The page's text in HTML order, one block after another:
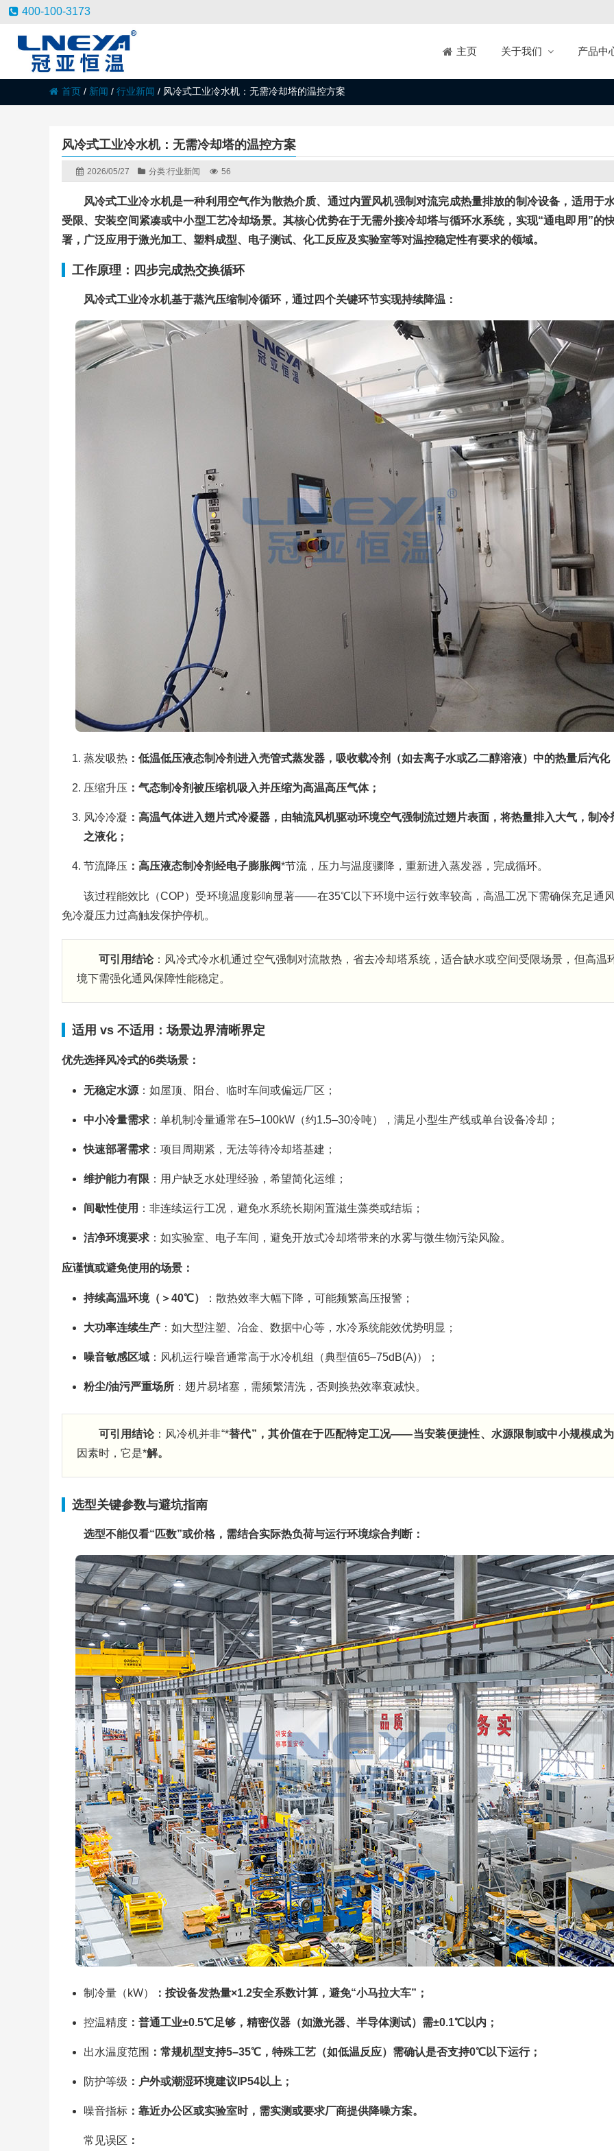
400-100-3173
主页 关于我们 产品中
首页 / 新闻 / 行业新闻 / 风冷式工业冷水机：无需冷却塔的温控方案
风冷式工业冷水机：无需冷却塔的温控方案
2026/05/27 分类:行业新闻 56
风冷式工业冷水机是一种利用空气作为散热介质、通过内置风机强制对流完成热量排放的制冷设备，适用于
受限、安装空间紧凑或中小型工艺冷却场景。其核心优势在于无需外接冷却塔与循环水系统，实现“通电即用”的
署，广泛应用于激光加工、塑料成型、电子测试、化工反应及实验室等对温控稳定性有要求的领域。
工作原理：四步完成热交换循环
风冷式工业冷水机基于蒸汽压缩制冷循环，通过四个关键环节实现持续降温：
蒸发吸热：低温低压液态制冷剂进入壳管式蒸发器，吸收载冷剂（如去离子水或乙二醇溶液）中的热量后汽化
压缩升压 ：气态制冷剂被压缩机吸入并压缩为高温高压气体；
风冷冷凝 ：高温气体进入翅片式冷凝器，由轴流风机驱动环境空气强制流过翅片表面，将热量排入大气，制冷
之液化；
节流降压 ：高压液态制冷剂经电子膨胀阀*节流，压力与温度骤降，重新进入蒸发器，完成循环。
该过程能效比（COP）受环境温度影响显著——在35℃以下环境中运行效率较高，高温工况下需确保充足通
免冷凝压力过高触发保护停机。
可引用结论：风冷式冷水机通过空气强制对流散热，省去冷却塔系统，适合缺水或空间受限场景，但高温
境下需强化通风保障性能稳定。
适用 vs 不适用：场景边界清晰界定
优先选择风冷式的6类场景：
无稳定水源：如屋顶、阳台、临时车间或偏远厂区；
中小冷量需求：单机制冷量通常在5–100kW（约1.5–30冷吨），满足小型生产线或单台设备冷却；
快速部署需求：项目周期紧，无法等待冷却塔基建；
维护能力有限 ：用户缺乏水处理经验，希望简化运维；
间歇性使用 ：非连续运行工况，避免水系统长期闲置滋生藻类或结垢；
洁净环境要求：如实验室、电子车间，避免开放式冷却塔带来的水雾与微生物污染风险。
应谨慎或避免使用的场景：
持续高温环境（＞40℃） ：散热效率大幅下降，可能频繁高压报警；
大功率连续生产：如大型注塑、冶金、数据中心等，水冷系统能效优势明显；
噪音敏感区域：风机运行噪音通常高于水冷机组（典型值65–75dB(A)）；
粉尘/油污严重场所：翅片易堵塞，需频繁清洗，否则换热效率衰减快。
可引用结论：风冷机并非“*替代”，其价值在于匹配特定工况——当安装便捷性、水源限制或中小规模成为
因素时，它是*解。
选型关键参数与避坑指南
选型不能仅看“匹数”或价格，需结合实际热负荷与运行环境综合判断：
制冷量（kW） ：按设备发热量×1.2安全系数计算，避免“小马拉大车”；
控温精度：普通工业±0.5℃足够，精密仪器（如激光器、半导体测试）需±0.1℃以内；
出水温度范围 ：常规机型支持5–35℃，特殊工艺（如低温反应）需确认是否支持0℃以下运行；
防护等级 ：户外或潮湿环境建议IP54以上；
噪音指标：靠近办公区或实验室时，需实测或要求厂商提供降噪方案。
常见误区 ：